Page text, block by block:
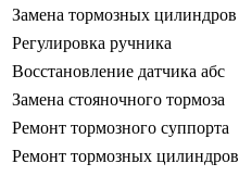
Замена тормозных цилиндров
Регулировка ручника
Восстановление датчика абс
Замена стояночного тормоза
Ремонт тормозного суппорта
Ремонт тормозных цилиндров